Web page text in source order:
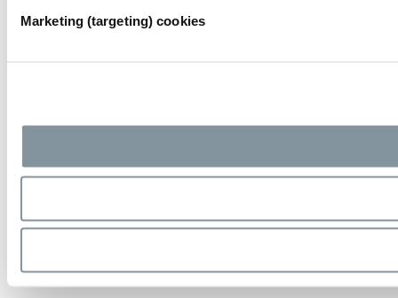
Marketing (targeting) cookies